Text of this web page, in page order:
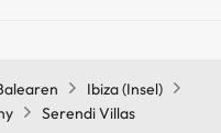
Ibiza (Insel)
Serendi Villas